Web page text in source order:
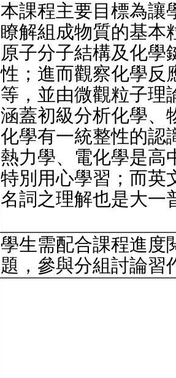
本課程主要目標為讓
瞭解組成物質的基本
原子分子結構及化學
性；進而觀察化學反
等，並由微觀粒子理
涵蓋初級分析化學、
化學有一統整性的認
熱力學、電化學是高
特別用心學習；而英
名詞之理解也是大一
學生需配合課程進度
題，參與分組討論